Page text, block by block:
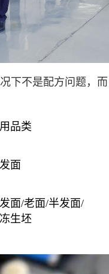
下不是配方问题，而
品类
面
面/老面/半发面/
生坯